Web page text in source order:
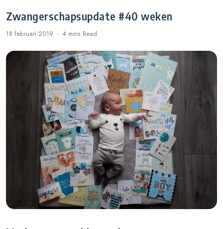
Zwangerschapsupdate #40 weken
18 februari 2019 4 mins Read